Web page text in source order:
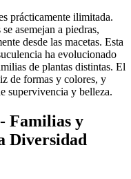
prácticamente ilimitada.
asemejan a piedras,
desde las macetas. Esta
ha evolucionado
de plantas distintas. El
de formas y colores, y
supervivencia y belleza.
Familias y
Diversidad